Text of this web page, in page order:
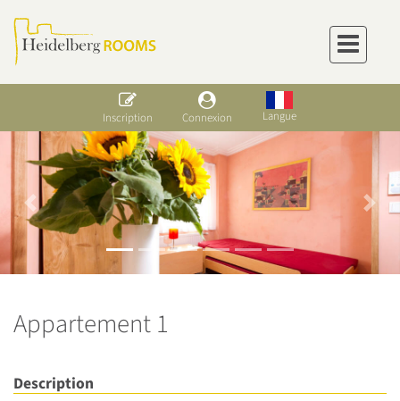
Inscription Connexion Langue
Previous Next
Appartement 1
Description